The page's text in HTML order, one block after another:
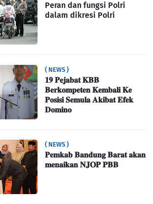
Peran dan fungsi Polri
dalam dikresi Polri
( NEWS )
𝟏𝟗 𝐏𝐞𝐣𝐚𝐛𝐚𝐭 𝐊𝐁𝐁
𝐁𝐞𝐫𝐤𝐨𝐦𝐩𝐞𝐭𝐞𝐧 𝐊𝐞𝐦𝐛𝐚𝐥𝐢 𝐊𝐞
𝐏𝐨𝐬𝐢𝐬𝐢 𝐒𝐞𝐦𝐮𝐥𝐚 𝐀𝐤𝐢𝐛𝐚𝐭 𝐄𝐟𝐞𝐤
𝐃𝐨𝐦𝐢𝐧𝐨
( NEWS )
𝐏𝐞𝐦𝐤𝐚𝐛 𝐁𝐚𝐧𝐝𝐮𝐧𝐠 𝐁𝐚𝐫𝐚𝐭 𝐚𝐤𝐚𝐧
𝐦𝐞𝐧𝐚𝐢𝐤𝐚𝐧 𝐍𝐉𝐎𝐏 𝐏𝐁𝐁